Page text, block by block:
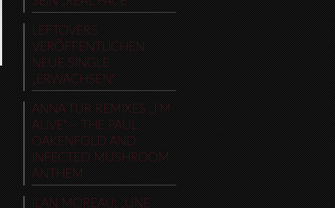
LEFTOVERS
VERÖFFENTLICHEN
NEUE SINGLE
„ERWACHSEN“
ANNA TUR REMIXES „I’M
ALIVE“ – THE PAUL
OAKENFOLD AND
INFECTED MUSHROOM
ANTHEM
ILAN MOREAU: „UNE